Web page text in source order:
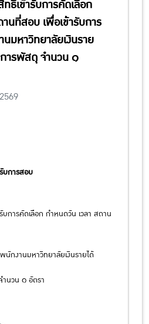
ธิ์เข้ารับการคัดเลือก
นที่สอบ เพื่อเข้ารับการ
มหาวิทยาลัยเงินราย
ารพัสดุ จำนวน ๑
บการสอบ
บการคัดเลือก กำหนดวัน เวลา สถาน
นักงานมหาวิทยาลัยเงินรายได้
นวน ๑ อัตรา